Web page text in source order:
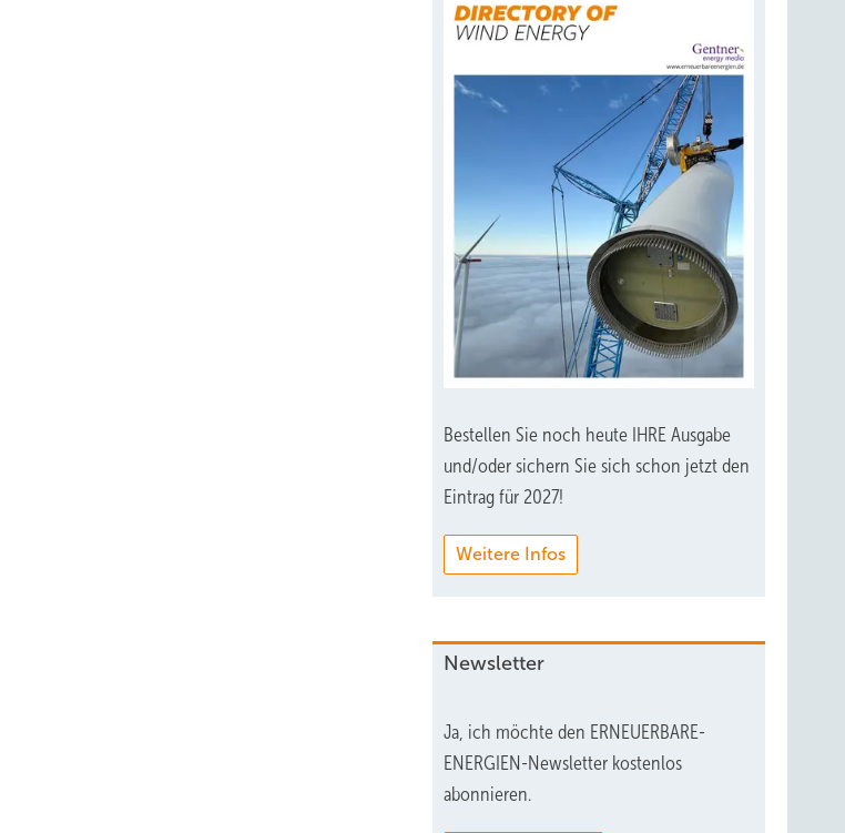
Bestellen Sie noch heute IHRE Ausgabe
und/oder sichern Sie sich schon jetzt den
Eintrag für 2027!
Weitere Infos
Newsletter
Ja, ich möchte den ERNEUERBARE-
ENERGIEN-Newsletter kostenlos
abonnieren.